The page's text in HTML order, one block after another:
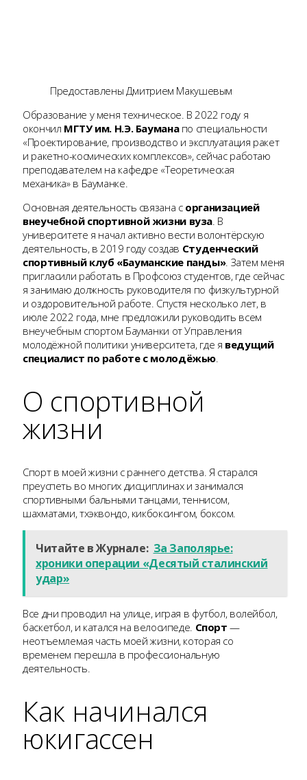
Предоставлены Дмитрием Макушевым
Образование у меня техническое. В 2022 году я
окончил МГТУ им. Н.Э. Бауманапо специальности
«Проектирование, производство и эксплуатация ракет
и ракетно-космических комплексов», сейчас работаю
преподавателем на кафедре «Теоретическая
механика» в Бауманке.
Основная деятельность связана с организацией
внеучебной спортивной жизни вуза . В
университете я начал активно вести волонтёрскую
деятельность, в 2019 году создав Студенческий
спортивный клуб «Бауманские панды». Затем меня
пригласили работать в Профсоюз студентов, где сейчас
я занимаю должность руководителя по физкультурной
и оздоровительной работе. Спустя несколько лет, в
июле 2022 года, мне предложили руководить всем
внеучебным спортом Бауманки от Управления
молодёжной политики университета, где я ведущий
специалист по работе с молодёжью
О спортивной
жизни
Спорт в моей жизни с раннего детства. Я старался
преуспеть во многих дисциплинах и занимался
спортивными бальными танцами, теннисом,
шахматами, тхэквондо, кикбоксингом, боксом.
Читайте в Журнале: За Заполярье:
хроники операции «Десятый сталинский
удар»
Все дни проводил на улице, играя в футбол, волейбол,
баскетбол, и катался на велосипеде. Спорт—
неотъемлемая часть моей жизни, которая со
временем перешла в профессиональную
деятельность.
Как начинался
юкигассен